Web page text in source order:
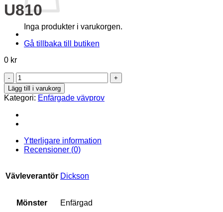
Inga produkter i varukorgen.
Gå tillbaka till butiken
U810
0 kr
U810
mängd
Lägg till i varukorg
Kategori: Enfärgade vävprov
Ytterligare information
Recensioner (0)
Vävleverantör Dickson
Mönster Enfärgad